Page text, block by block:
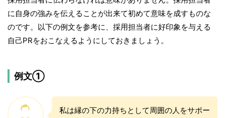
に自身の強みを伝えることが出来て初めて意味を成すものな
のです。以下の例文を参考に、採用担当者に好印象を与える
自己PRをおこなえるようにしておきましょう。
例文①
私は縁の下の力持ちとして周囲の人をサポー